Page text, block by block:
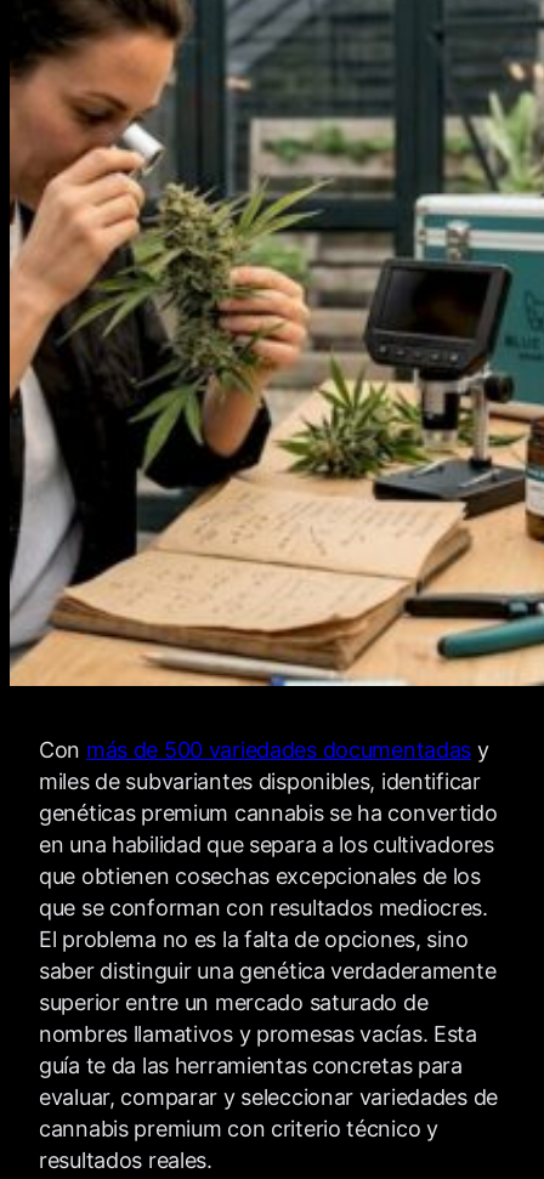
Con más de 500 variedades documentadas y
miles de subvariantes disponibles, identificar
genéticas premium cannabis se ha convertido
en una habilidad que separa a los cultivadores
que obtienen cosechas excepcionales de los
que se conforman con resultados mediocres.
El problema no es la falta de opciones, sino
saber distinguir una genética verdaderamente
superior entre un mercado saturado de
nombres llamativos y promesas vacías. Esta
guía te da las herramientas concretas para
evaluar, comparar y seleccionar variedades de
cannabis premium con criterio técnico y
resultados reales.